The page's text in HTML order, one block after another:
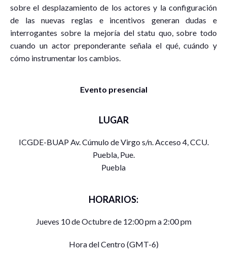
sobre el desplazamiento de los actores y la configuración
de las nuevas reglas e incentivos generan dudas e
interrogantes sobre la mejoría del statu quo, sobre todo
cuando un actor preponderante señala el qué, cuándo y
cómo instrumentar los cambios.
Evento presencial
LUGAR
ICGDE-BUAP Av. Cúmulo de Virgo s/n. Acceso 4, CCU.
Puebla, Pue.
Puebla
HORARIOS:
Jueves 10 de Octubre de 12:00 pm a 2:00 pm
Hora del Centro (GMT-6)